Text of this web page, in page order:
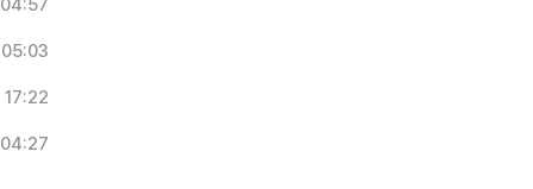
04:57
05:03
17:22
04:27